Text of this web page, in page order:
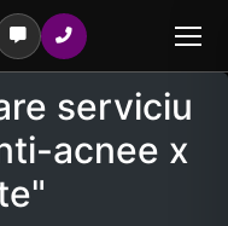
serviciile noastre
serviciu
acnee x